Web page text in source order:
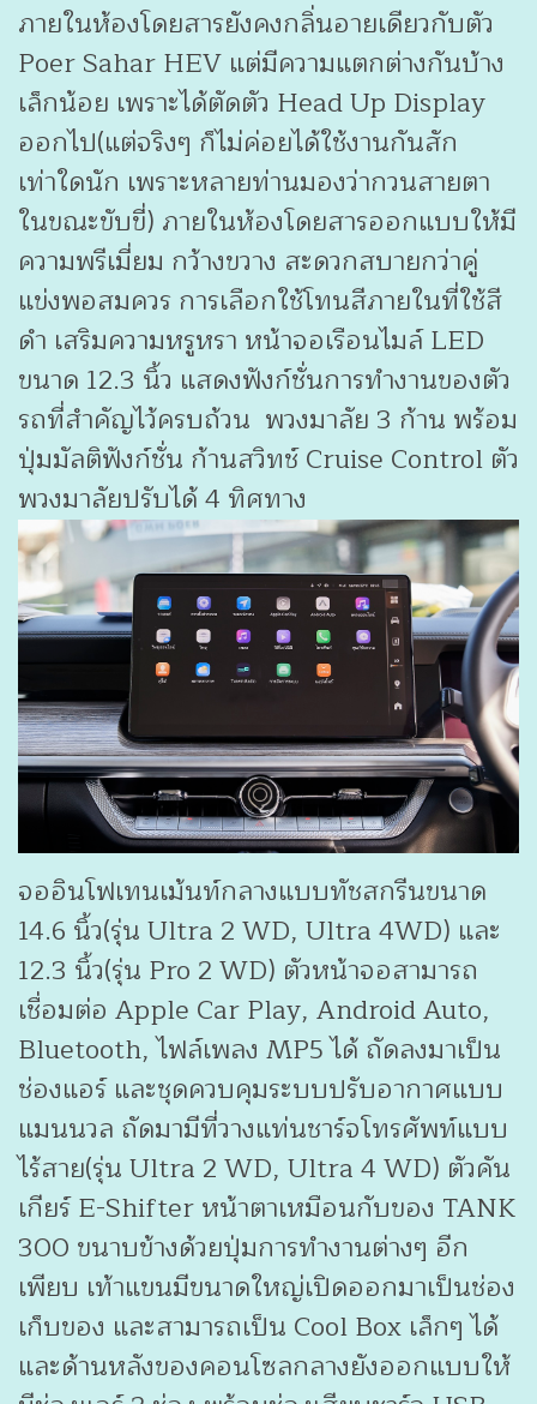
ภายในห้องโดยสารยังคงกลิ่นอายเดียวกับตัว
Poer Sahar HEV แต่มีความแตกต่างกันบ้าง
เล็กน้อย เพราะได้ตัดตัว Head Up Display
ออกไป(แต่จริงๆ ก็ไม่ค่อยได้ใช้งานกันสัก
เท่าใดนัก เพราะหลายท่านมองว่ากวนสายตา
ในขณะขับขี่) ภายในห้องโดยสารออกแบบให้มี
ความพรีเมี่ยม กว้างขวาง สะดวกสบายกว่าคู่
แข่งพอสมควร การเลือกใช้โทนสีภายในที่ใช้สี
ดำ เสริมความหรูหรา หน้าจอเรือนไมล์ LED
ขนาด 12.3 นิ้ว แสดงฟังก์ชั่นการทำงานของตัว
รถที่สำคัญไว้ครบถ้วน พวงมาลัย 3 ก้าน พร้อม
ปุ่มมัลติฟังก์ชั่น ก้านสวิทช์ Cruise Control ตัว
พวงมาลัยปรับได้ 4 ทิศทาง
จออินโฟเทนเม้นท์กลางแบบทัชสกรีนขนาด
14.6 นิ้ว(รุ่น Ultra 2 WD, Ultra 4WD) และ
12.3 นิ้ว(รุ่น Pro 2 WD) ตัวหน้าจอสามารถ
เชื่อมต่อ Apple Car Play, Android Auto,
Bluetooth, ไฟล์เพลง MP5 ได้ ถัดลงมาเป็น
ช่องแอร์ และชุดควบคุมระบบปรับอากาศแบบ
แมนนวล ถัดมามีที่วางแท่นชาร์จโทรศัพท์แบบ
ไร้สาย(รุ่น Ultra 2 WD, Ultra 4 WD) ตัวคัน
เกียร์ E-Shifter หน้าตาเหมือนกับของ TANK
300 ขนาบข้างด้วยปุ่มการทำงานต่างๆ อีก
เพียบ เท้าแขนมีขนาดใหญ่เปิดออกมาเป็นช่อง
เก็บของ และสามารถเป็น Cool Box เล็กๆ ได้
และด้านหลังของคอนโซลกลางยังออกแบบให้